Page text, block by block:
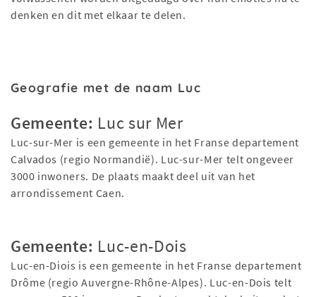
denken en dit met elkaar te delen.
Geografie met de naam Luc
Gemeente: Luc sur Mer
Luc-sur-Mer is een gemeente in het Franse departement
Calvados (regio Normandië). Luc-sur-Mer telt ongeveer
3000 inwoners. De plaats maakt deel uit van het
arrondissement Caen.
Gemeente: Luc-en-Dois
Luc-en-Diois is een gemeente in het Franse departement
Drôme (regio Auvergne-Rhône-Alpes). Luc-en-Dois telt